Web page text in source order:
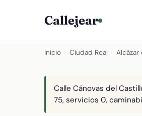
Callejear
Inicio Ciudad Real Alcázar
Calle Cánovas del
75, servicios 0,